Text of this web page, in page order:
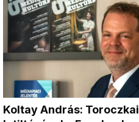
Koltay András: Toroczkai